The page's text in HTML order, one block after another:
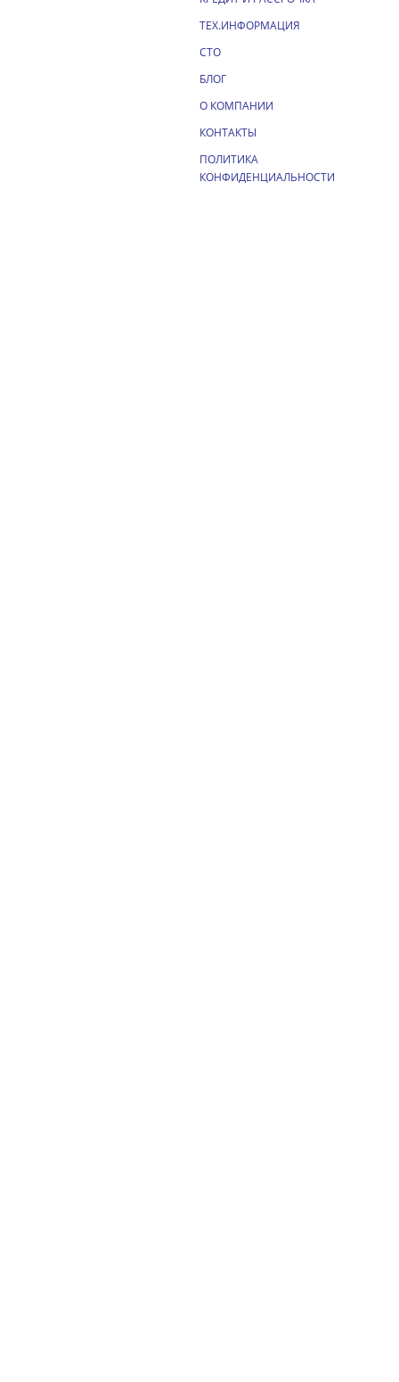
ТЕХ.ИНФОРМАЦИЯ
СТО
БЛОГ
О КОМПАНИИ
КОНТАКТЫ
ПОЛИТИКА
КОНФИДЕНЦИАЛЬНОСТИ